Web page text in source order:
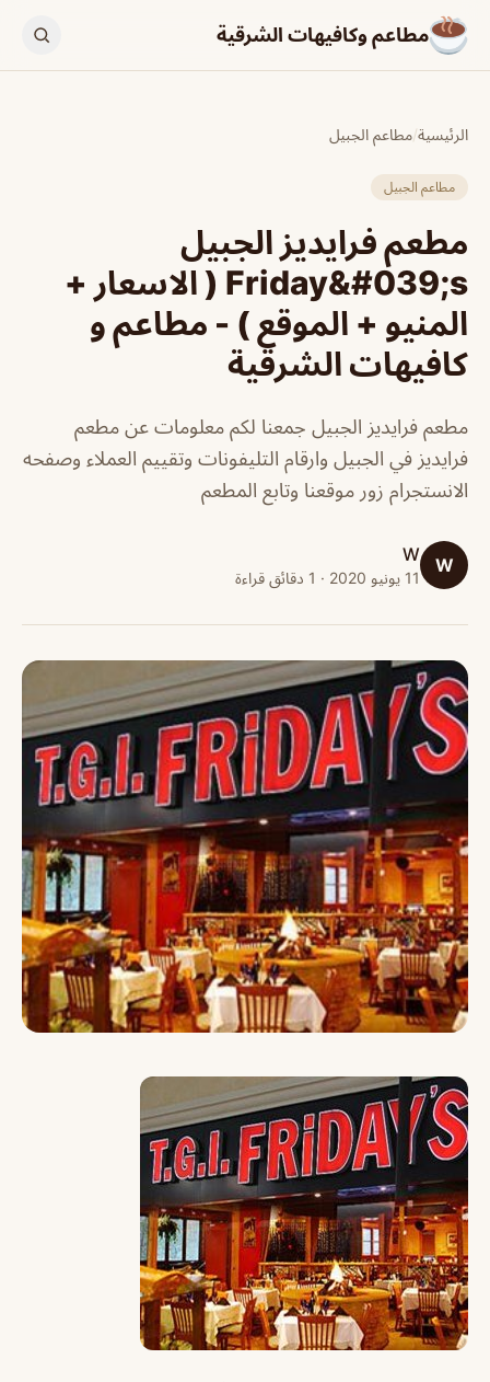
مطاعم وكافيهات الشرقية
الرئيسية/مطاعم الجبيل
مطاعم الجبيل
مطعم فرايديز الجبيل
Friday&#039;s ( الاسعار +
المنيو + الموقع ) - مطاعم و
كافيهات الشرقية
مطعم فرايديز الجبيل جمعنا لكم معلومات عن مطعم
فرايديز في الجبيل وارقام التليفونات وتقييم العملاء وصفحه
الانستجرام زور موقعنا وتابع المطعم
W
W
11 يونيو 2020 · 1 دقائق قراءة